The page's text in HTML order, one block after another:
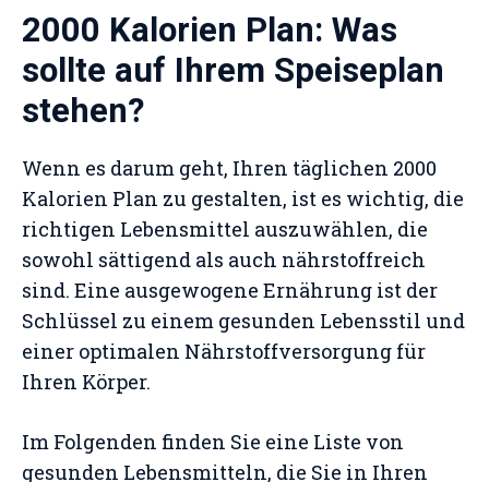
2000 Kalorien Plan: Was
sollte auf Ihrem Speiseplan
stehen?
Wenn es darum geht, Ihren täglichen 2000
Kalorien Plan zu gestalten, ist es wichtig, die
richtigen Lebensmittel auszuwählen, die
sowohl sättigend als auch nährstoffreich
sind. Eine ausgewogene Ernährung ist der
Schlüssel zu einem gesunden Lebensstil und
einer optimalen Nährstoffversorgung für
Ihren Körper.
Im Folgenden finden Sie eine Liste von
gesunden Lebensmitteln, die Sie in Ihren